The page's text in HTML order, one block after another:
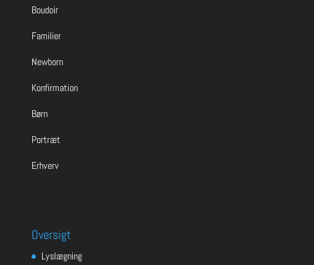
Boudoir
Familier
Newborn
Konfirmation
Børn
Portræt
Erhverv
Oversigt
Lyslægning